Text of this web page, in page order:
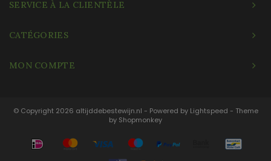
SERVICE À LA CLIENTÈLE
CATÉGORIES
MON COMPTE
© Copyright 2026 altijddebestewijn.nl - Powered by Lightspeed - Theme
by Shopmonkey